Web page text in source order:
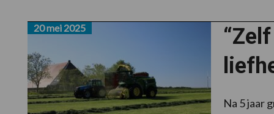
20 mei 2025
Na 5 jaar